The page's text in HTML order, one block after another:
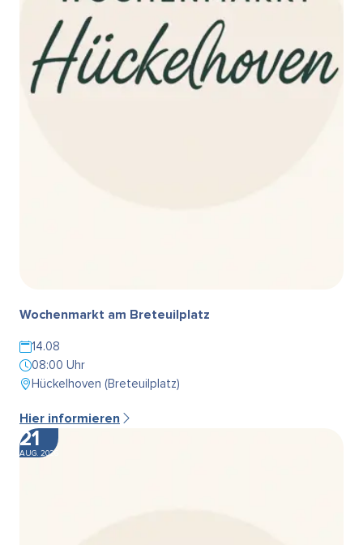
Wochenmarkt am Breteuilplatz
14.08
08:00 Uhr
Hückelhoven (Breteuilplatz)
Hier informieren
21
AUG. 2026